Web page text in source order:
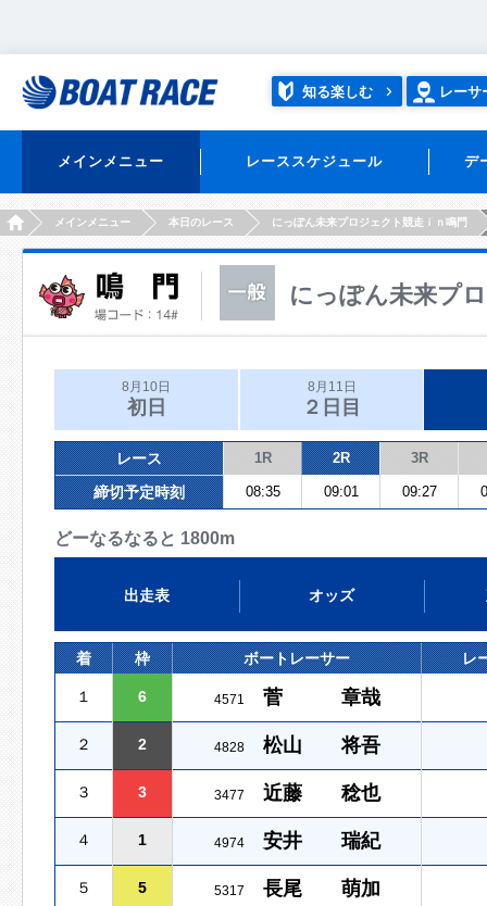
知る楽しむ レーサ
メインメニュー レーススケジュール デ
HOMEメインメニュー 本日のレース にっぽん未来プロジェクト競走ｉｎ鳴門
にっぽん未来プ
8月10日
初日
8月11日
２日目
レース 1R 2R 3R
締切予定時刻 08:35 09:01 09:27
どーなるなると 1800m
出走表 オッズ
着 枠 ボートレーサー レ
１ 6 4571 菅 章哉
２ 2 4828 松山 将吾
３ 3 3477 近藤 稔也
４ 1 4974 安井 瑞紀
５ 5 5317 長尾 萌加